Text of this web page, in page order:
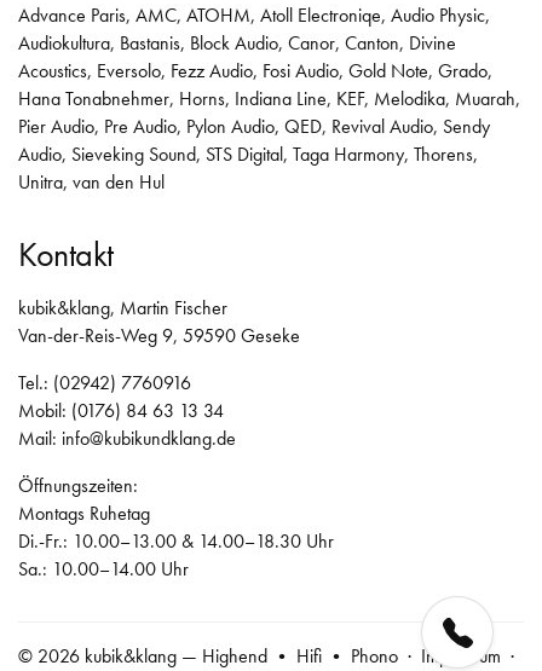
Advance Paris, AMC, ATOHM, Atoll Electroniqe, Audio Physic,
Audiokultura, Bastanis, Block Audio, Canor, Canton, Divine
Acoustics, Eversolo, Fezz Audio, Fosi Audio, Gold Note, Grado,
Hana Tonabnehmer, Horns, Indiana Line, KEF, Melodika, Muarah,
Pier Audio, Pre Audio, Pylon Audio, QED, Revival Audio, Sendy
Audio, Sieveking Sound, STS Digital, Taga Harmony, Thorens,
Unitra, van den Hul
Kontakt
kubik&klang, Martin Fischer
Van-der-Reis-Weg 9, 59590 Geseke
Tel.: (02942) 7760916
Mobil: (0176) 84 63 13 34
Mail: info@kubikundklang.de
Öffnungszeiten:
Montags Ruhetag
Di.-Fr.: 10.00–13.00 & 14.00–18.30 Uhr
Sa.: 10.00–14.00 Uhr
© 2026 kubik&klang — Highend • Hifi • Phono · Impressum ·